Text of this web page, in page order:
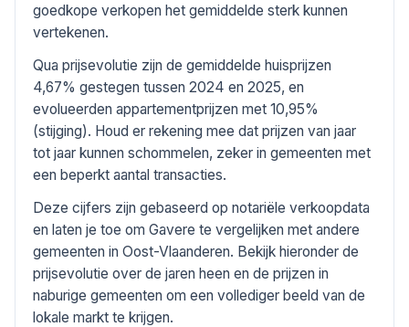
goedkope verkopen het gemiddelde sterk kunnen
vertekenen.
Qua prijsevolutie zijn de gemiddelde huisprijzen
4,67% gestegen tussen 2024 en 2025, en
evolueerden appartementprijzen met 10,95%
(stijging). Houd er rekening mee dat prijzen van jaar
tot jaar kunnen schommelen, zeker in gemeenten met
een beperkt aantal transacties.
Deze cijfers zijn gebaseerd op notariële verkoopdata
en laten je toe om Gavere te vergelijken met andere
gemeenten in Oost-Vlaanderen. Bekijk hieronder de
prijsevolutie over de jaren heen en de prijzen in
naburige gemeenten om een vollediger beeld van de
lokale markt te krijgen.